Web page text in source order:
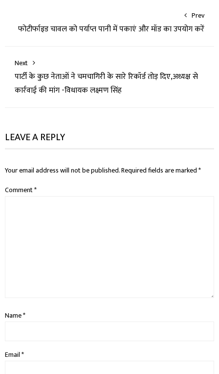
Prev
फोटीर्फाइड चावल को पर्याप्त पानी में पकाएं और मॉड का उपयोग करें
Next
पार्टी के कुछ नेताओं ने चमचागिरी के सारे रिकॉर्ड तोड़ दिए,अध्यक्ष से
कार्रवाई की मांग -विधायक लक्ष्मण सिंह
LEAVE A REPLY
Your email address will not be published.Required fields are marked*
Comment*
Name*
Email*